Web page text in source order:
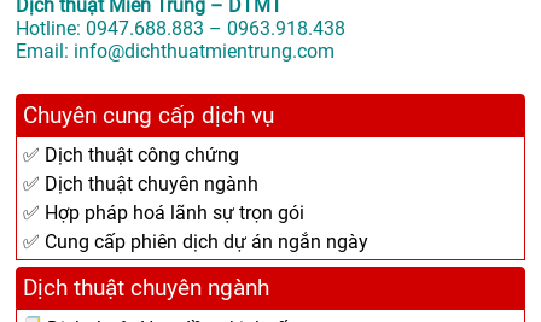
Dịch thuật Miền Trung – DTMT
Hotline: 0947.688.883 – 0963.918.438
Email: info@dichthuatmientrung.com
Chuyên cung cấp dịch vụ
✅ Dịch thuật công chứng
✅ Dịch thuật chuyên ngành
✅ Hợp pháp hoá lãnh sự trọn gói
✅ Cung cấp phiên dịch dự án ngắn ngày
Dịch thuật chuyên ngành